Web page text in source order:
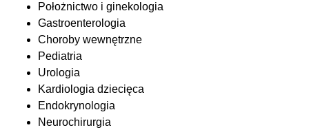
Położnictwo i ginekologia
Gastroenterologia
Choroby wewnętrzne
Pediatria
Urologia
Kardiologia dziecięca
Endokrynologia
Neurochirurgia